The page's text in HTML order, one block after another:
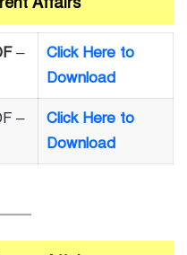
–
Click Here to
Download
–
Click Here to
Download